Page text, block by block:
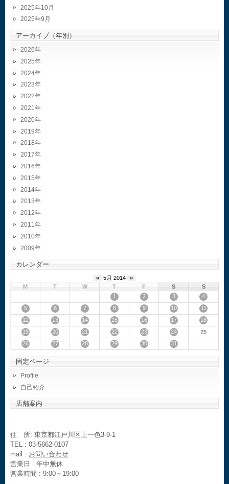
2025年10月
2025年9月
アーカイブ（年別）
2026
2025
2024
2023
2022
2021
2020
2019
2018
2017
2016
2015
2014
2013
2012
2011
2010
2009
カレンダー
« 5月 2014
»
M
T W T F S
S
1
2 3
4
5
6 7 8 9 10
11
12
13 14 15 16 17
18
19
20 21 22 23 24
25
26
27 28 29 30 31
固定ページ
Profile
自己紹介
店舗案内
住 所: 東京都江戸川区上一色3-9-1
TEL : 03-5662-0107
mail : お問い合わせ
営業日 : 年中無休
営業時間 : 9:00～19:00